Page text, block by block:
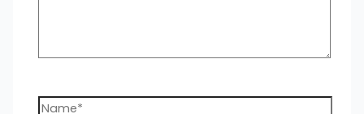
Name*